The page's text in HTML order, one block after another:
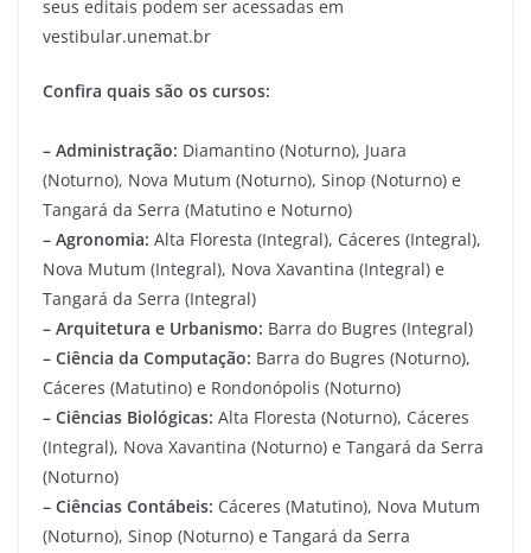
seus editais podem ser acessadas em
vestibular.unemat.br
Confira quais são os cursos:
– Administração: Diamantino (Noturno), Juara
(Noturno), Nova Mutum (Noturno), Sinop (Noturno) e
Tangará da Serra (Matutino e Noturno)
– Agronomia: Alta Floresta (Integral), Cáceres (Integral),
Nova Mutum (Integral), Nova Xavantina (Integral) e
Tangará da Serra (Integral)
– Arquitetura e Urbanismo: Barra do Bugres (Integral)
– Ciência da Computação: Barra do Bugres (Noturno),
Cáceres (Matutino) e Rondonópolis (Noturno)
– Ciências Biológicas: Alta Floresta (Noturno), Cáceres
(Integral), Nova Xavantina (Noturno) e Tangará da Serra
(Noturno)
– Ciências Contábeis: Cáceres (Matutino), Nova Mutum
(Noturno), Sinop (Noturno) e Tangará da Serra